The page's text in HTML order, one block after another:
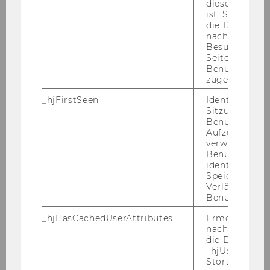
employed in an As­si­stant Pro­fes­sor, ten­ure
Re­se­arch/Tea­ching as­si­stant wan­ted in the
area of so­cial eco­lo­gi­cal eco­no­mics to work an
de­li­be­ra­ti­ve mo­ne­ta­ry va­lua­ti­on theo­ry and ap­
Re­se­arch/study ex­pe­ri­ence in the area of so­cial
eco­lo­gi­cal eco­no­mics. In depth know­ledge of
de­li­be­ra­ti­ve mo­ne­ta­ry va­lua­ti­on in theo­ry and
prac­ti­ce. In­ter­di­sci­pli­na­ry back­ground in the
so­cial sci­en­ces and re­se­arch/stu­dies in the
fields of eco­no­mics and po­li­ti­cal sci­ence. Ex­cel­
lent un­der­stan­ding of en­vi­ron­men­tal va­lua­ti­on
and de­li­be­ra­ti­ve and par­ti­ci­pa­to­ry pro­ces­ses.
Abi­li­ty to cri­ti­cal­ly app­rai­se and un­der­stand the
diese Seite
ist. Stellt
die Daten von
Besuchen
Seite
Benutzer-ID
zugeordnet
_hjFirstSeen
Identifiziert
Sitzung eines
Benutzers.
verwendet,
identifizieren.
Verlängert
_hjHasCachedUserAttributes
Ermöglicht
die Daten in
Storage auf